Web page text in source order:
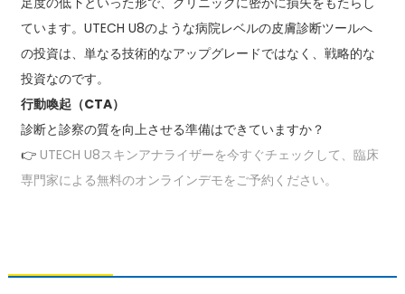
ています。UTECH U8のような病院レベルの皮膚診断ツールへ
の投資は、単なる技術的なアップグレードではなく、戦略的な
投資なのです。
行動喚起（CTA）
診断と診察の質を向上させる準備はできていますか？
👉 UTECH U8スキンアナライザーを今すぐチェックして、臨床
専門家による無料のオンラインデモをご予約ください。